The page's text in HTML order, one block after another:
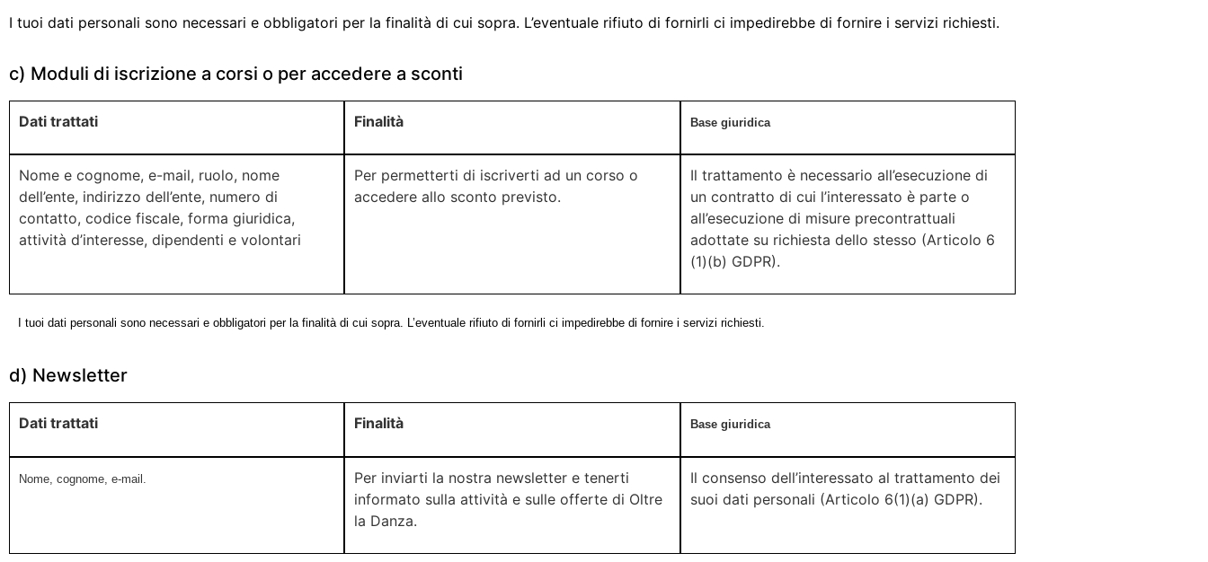
I tuoi dati personali sono necessari e obbligatori per la finalità di cui sopra. L’eventuale rifiuto di fornirli ci impedirebbe di fornire i servizi richiesti.
c) Moduli di iscrizione a corsi o per accedere a sconti
Dati trattati Finalità Base giuridica
Nome e cognome, e-mail, ruolo, nome
dell’ente, indirizzo dell’ente, numero di
contatto, codice fiscale, forma giuridica,
attività d’interesse, dipendenti e volontari
Per permetterti di iscriverti ad un corso o
accedere allo sconto previsto.
Il trattamento è necessario all’esecuzione di
un contratto di cui l’interessato è parte o
all’esecuzione di misure precontrattuali
adottate su richiesta dello stesso (Articolo 6
(1)(b) GDPR).
I tuoi dati personali sono necessari e obbligatori per la finalità di cui sopra. L’eventuale rifiuto di fornirli ci impedirebbe di fornire i servizi richiesti.
d) Newsletter
Dati trattati Finalità Base giuridica
Nome, cognome, e-mail.
Per inviarti la nostra newsletter e tenerti
informato sulla attività e sulle offerte di Oltre
la Danza.
Il consenso dell’interessato al trattamento dei
suoi dati personali (Articolo 6(1)(a) GDPR).